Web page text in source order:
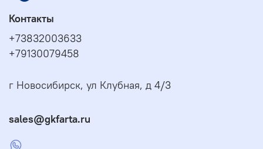
Контакты
+73832003633
+79130079458
г Новосибирск, ул Клубная, д 4/3
sales@gkfarta.ru